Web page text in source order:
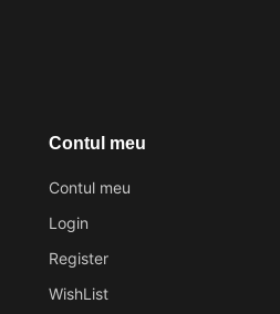
Contul meu
Contul meu
Login
Register
WishList